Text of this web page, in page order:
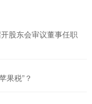
股东会审议董事任职
果税”？